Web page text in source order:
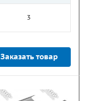
3
Заказать товар